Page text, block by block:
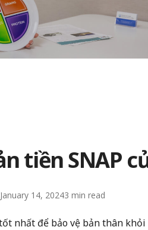
tiền SNAP
January 14, 20243
nhất để bảo vệ bản thân